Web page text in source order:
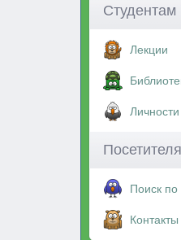
Студентам
Лекции
Личности
Поиск по
Контакты